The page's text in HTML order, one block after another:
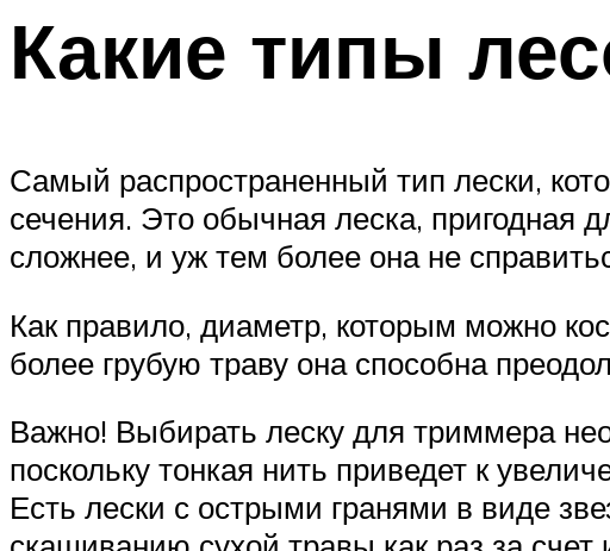
Какие типы
Самый распространенный тип лески,
сечения. Это обычная леска, пригодная
сложнее, и уж тем более она не
Как правило, диаметр, которым можно
более грубую траву она способна
Важно! Выбирать леску для триммера
поскольку тонкая нить приведет к
Есть лески с острыми гранями в виде